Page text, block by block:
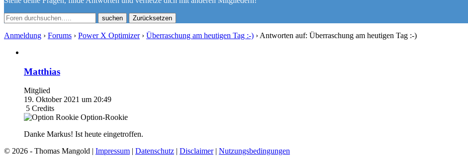
Zurücksetzen
Anmeldung › Forums › Power X Optimizer › Überraschung am heutigen Tag :-) › Antworten auf: Überraschung am heutigen Tag :-)
Matthias
Mitglied
19. Oktober 2021 um 20:49
5 Credits
Option-Rookie
Danke Markus! Ist heute eingetroffen.
© 2026 - Thomas Mangold | Impressum | Datenschutz | Disclaimer| Nutzungsbedingungen